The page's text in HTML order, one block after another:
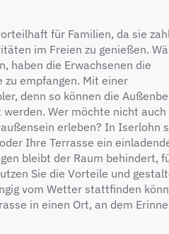
für Familien, da sie
im Freien zu genießen.
haben die Erwachsenen die
zu empfangen. Mit einer
denn so können die
Wer möchte nicht auch
erleben? In Iserlohn
Ihre Terrasse ein
bleibt der Raum behindert,
Sie die Vorteile und
vom Wetter stattfinden
in einen Ort, an dem